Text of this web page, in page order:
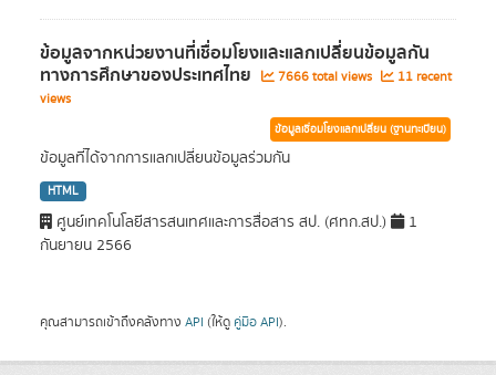
ข้อมูลจากหน่วยงานที่เชื่อมโยงและแลกเปลี่ยนข้อมูลกัน
ทางการศึกษาของประเทศไทย 7666 total views
11 recent
views
ข้อมูลเชื่อมโยงแลกเปลี่ยน (ฐานทะเบียน)
ข้อมูลที่ได้จากการแลกเปลี่ยนข้อมูลร่วมกัน
HTML
ศูนย์เทคโนโลยีสารสนเทศและการสื่อสาร สป. (ศทก.สป.)
1
กันยายน 2566
คุณสามารถเข้าถึงคลังทาง API (ให้ดู คู่มือ API).